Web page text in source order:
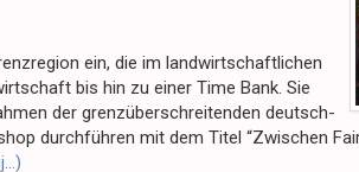
ein, die im landwirtschaftlichen
bis hin zu einer Time Bank. Sie
der grenzüberschreitenden deutsch-
durchführen mit dem Titel “Zwischen